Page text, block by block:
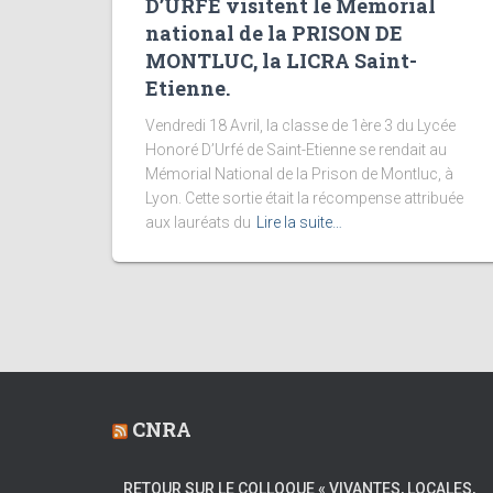
D’URFÉ visitent le Mémorial
national de la PRISON DE
MONTLUC, la LICRA Saint-
Etienne.
Vendredi 18 Avril, la classe de 1ère 3 du Lycée
Honoré D’Urfé de Saint-Etienne se rendait au
Mémorial National de la Prison de Montluc, à
Lyon. Cette sortie était la récompense attribuée
aux lauréats du
Lire la suite…
CNRA
RETOUR SUR LE COLLOQUE « VIVANTES, LOCALES,